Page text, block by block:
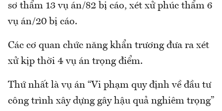
sơ thẩm 13 vụ án/82 bị cáo, xét xử phúc thẩm 6
vụ án/20 bị cáo.
Các cơ quan chức năng khẩn trương đưa ra xét
xử kịp thời 4 vụ án trọng điểm.
Thứ nhất là vụ án “Vi phạm quy định về đầu tư
công trình xây dựng gây hậu quả nghiêm trọng”